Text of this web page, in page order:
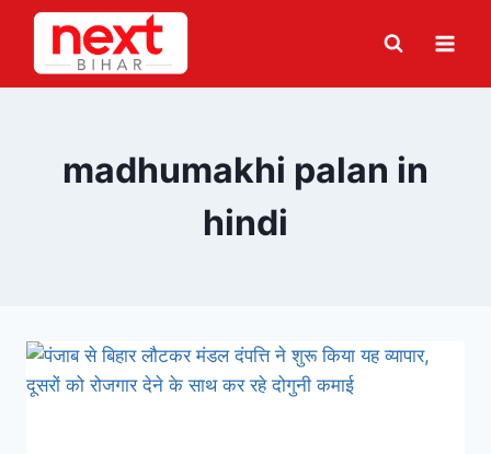
Skip
content
madhumakhi palan in
hindi